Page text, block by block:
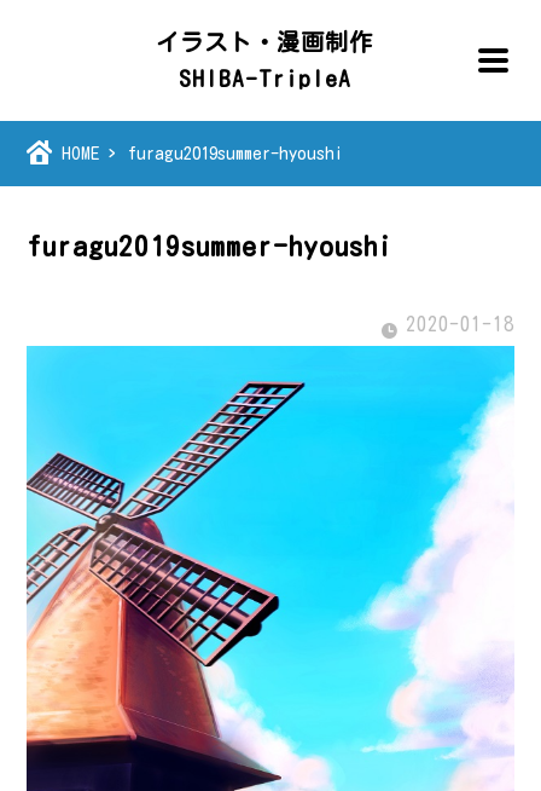
イラスト・漫画制作
SHIBA-TripleA
HOME furagu2019summer-hyoushi
furagu2019summer-hyoushi
2020-01-18